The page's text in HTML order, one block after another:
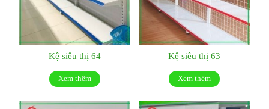
Kệ siêu thị 64
Xem thêm
Kệ siêu thị 63
Xem thêm